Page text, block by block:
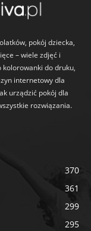
pokój dziecka,
– wiele zdjęć i
kolorowanki do druku,
internetowy dla
urządzić pokój dla
rozwiązania.
370
361
299
295